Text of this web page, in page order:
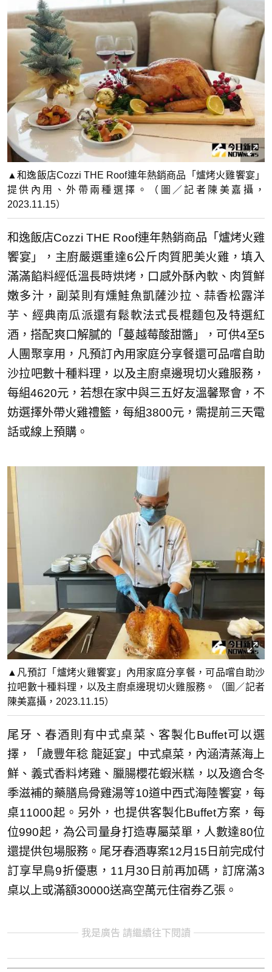
▲和逸飯店Cozzi THE Roof連年熱銷商品「爐烤火雞饗宴」
提供內用、外帶兩種選擇。（圖／記者陳美嘉攝，
2023.11.15）
和逸飯店Cozzi THE Roof連年熱銷商品「爐烤火雞
饗宴」，主廚嚴選重達6公斤肉質肥美火雞，填入
滿滿餡料經低溫長時烘烤，口感外酥內軟、肉質鮮
嫩多汁，副菜則有燻鮭魚凱薩沙拉、蒜香松露洋
芋、經典南瓜派還有鬆軟法式長棍麵包及特選紅
酒，搭配爽口解膩的「蔓越莓酸甜醬」，可供4至5
人團聚享用，凡預訂內用家庭分享餐還可品嚐自助
沙拉吧數十種料理，以及主廚桌邊現切火雞服務，
每組4620元，若想在家中與三五好友溫馨聚會，不
妨選擇外帶火雞禮籃，每組3800元，需提前三天電
話或線上預購。
▲凡預訂「爐烤火雞饗宴」內用家庭分享餐，可品嚐自助沙
拉吧數十種料理，以及主廚桌邊現切火雞服務。（圖／記者
陳美嘉攝，2023.11.15）
尾牙、春酒則有中式桌菜、客製化Buffet可以選
擇，「歲豐年稔 龍延宴」中式桌菜，內涵清蒸海上
鮮、義式香料烤雞、臘腸櫻花蝦米糕，以及適合冬
季滋補的藥膳烏骨雞湯等10道中西式海陸饗宴，每
桌11000起。另外，也提供客製化Buffet方案，每
位990起，為公司量身打造專屬菜單，人數達80位
還提供包場服務。尾牙春酒專案12月15日前完成付
訂享早鳥9折優惠，11月30日前再加碼，訂席滿3
桌以上或滿額30000送高空萬元住宿券乙張。
我是廣告 請繼續往下閱讀